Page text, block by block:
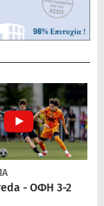
- ΟΦΗ 3-2